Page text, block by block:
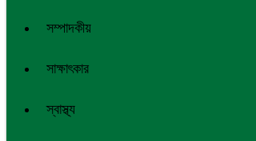
সম্পাদকীয়
সাক্ষাৎকার
স্বাস্থ্য